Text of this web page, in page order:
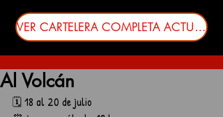
VER CARTELERA COMPLETA ACTUALIZADA
Al Volcán
🗓️ 18 al 20 de julio